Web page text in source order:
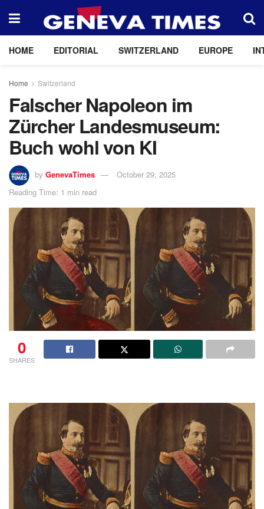
HOME EDITORIAL SWITZERLAND EUROPE
Home Switzerland
Falscher Napoleon im
Zürcher Landesmuseum:
Buch wohl von KI
by GenevaTimes
October 29, 2025
Reading Time: 1 min read
0
SHARES